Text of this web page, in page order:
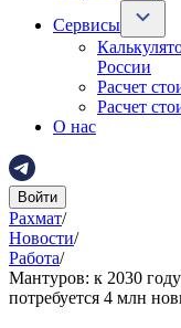
Сервисы
России
Расчет
Расчет
О нас
Войти
Рахмат/
Новости/
Работа/
Мантуров: к 2030
потребуется 4 млн